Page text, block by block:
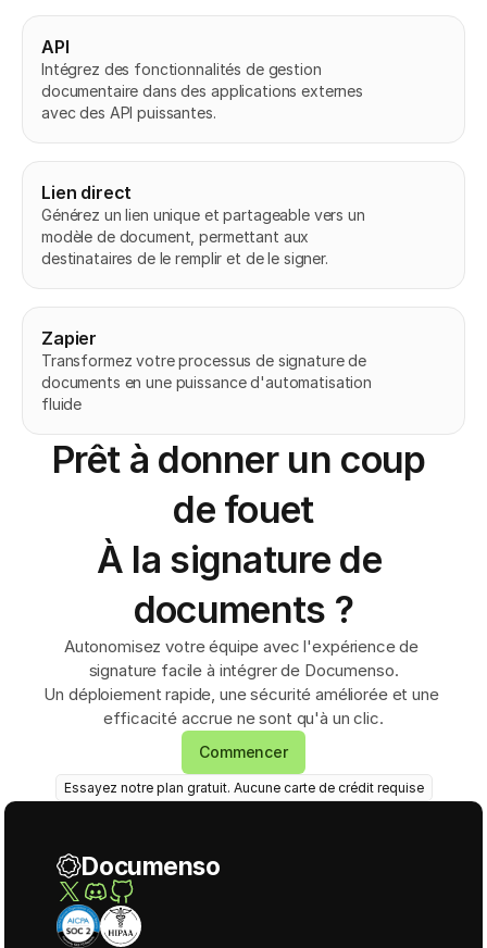
API
Intégrez des fonctionnalités de gestion
documentaire dans des applications externes
avec des API puissantes.
Lien direct
Générez un lien unique et partageable vers un
modèle de document, permettant aux
destinataires de le remplir et de le signer.
Zapier
Transformez votre processus de signature de
documents en une puissance d'automatisation
fluide
Prêt à donner un coup
de fouet
À la signature de
documents ?
Autonomisez votre équipe avec l'expérience de
signature facile à intégrer de Documenso.
Un déploiement rapide, une sécurité améliorée et une
efficacité accrue ne sont qu'à un clic.
Commencer
Essayez notre plan gratuit. Aucune carte de crédit requise
Documenso